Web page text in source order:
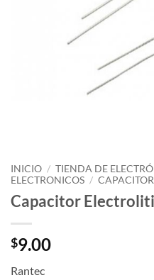
INICIO / TIENDA DE
ELECTRONICOS /
Capacitor
$9.00
Rantec